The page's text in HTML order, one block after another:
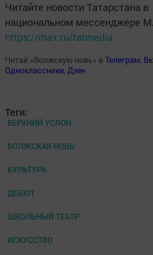
Читайте новости Татарстана в
национальном мессенджере
https://max.ru/tatmedia
Читай «Волжскую новь» в Телеграм,
Одноклассники, Дзен
Теги:
ВЕРХНИЙ УСЛОН
ВОЛЖСКАЯ НОВЬ
КУЛЬТУРА
ДЕБЮТ
ШКОЛЬНЫЙ ТЕАТР
ИСКУССТВО